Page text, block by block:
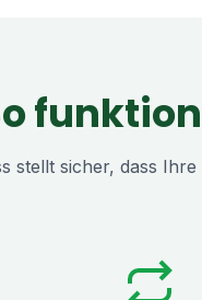
stellt sicher, dass